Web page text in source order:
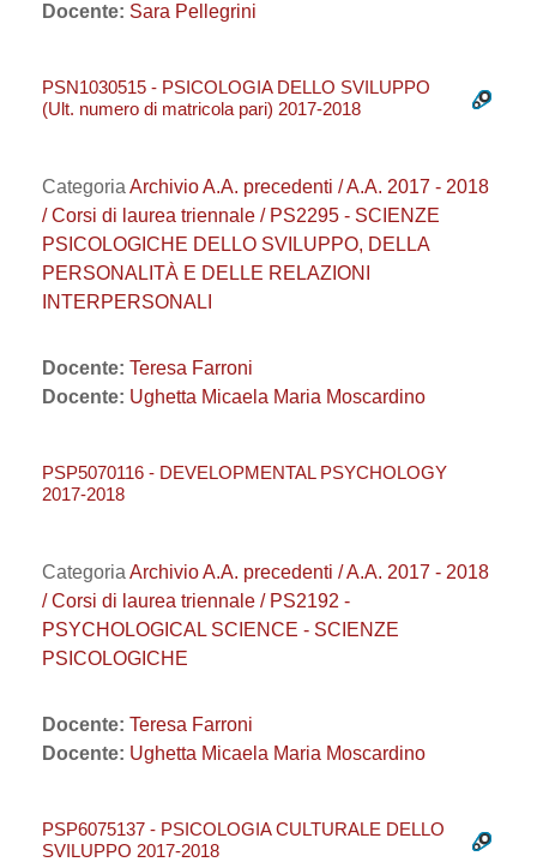
Docente: Sara Pellegrini
PSN1030515 - PSICOLOGIA DELLO SVILUPPO
(Ult. numero di matricola pari) 2017-2018
Categoria Archivio A.A. precedenti / A.A. 2017 - 2018
/ Corsi di laurea triennale / PS2295 - SCIENZE
PSICOLOGICHE DELLO SVILUPPO, DELLA
PERSONALITÀ E DELLE RELAZIONI
INTERPERSONALI
Docente: Teresa Farroni
Docente: Ughetta Micaela Maria Moscardino
PSP5070116 - DEVELOPMENTAL PSYCHOLOGY
2017-2018
Categoria Archivio A.A. precedenti / A.A. 2017 - 2018
/ Corsi di laurea triennale / PS2192 -
PSYCHOLOGICAL SCIENCE - SCIENZE
PSICOLOGICHE
Docente: Teresa Farroni
Docente: Ughetta Micaela Maria Moscardino
PSP6075137 - PSICOLOGIA CULTURALE DELLO
SVILUPPO 2017-2018